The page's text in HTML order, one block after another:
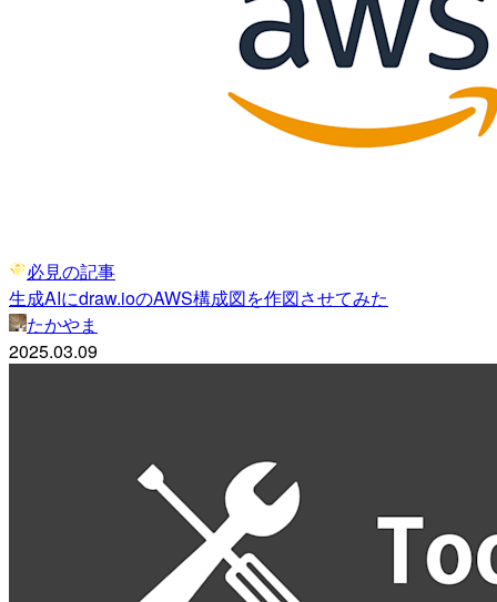
必見の記事
生成AIにdraw.ioのAWS構成図を作図させてみた
たかやま
2025.03.09